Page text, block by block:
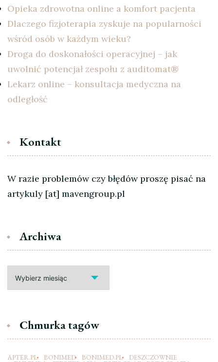
Opieka zdrowotna online a komfort pacjenta
Dlaczego fizjoterapia zyskuje na popularności
wśród osób w każdym wieku?
Droga do doskonałości operacyjnej – jak
uwolnić potencjał zespołu z auditomat®
Lekarz online – konsultacja medyczna na
odległość
Kontakt
W razie problemów czy błędów proszę pisać na
artykuly [at] mavengroup.pl
Archiwa
Chmurka tagów
APTER.PL BONIMED BONIMED.PL DESZCZOWNIE